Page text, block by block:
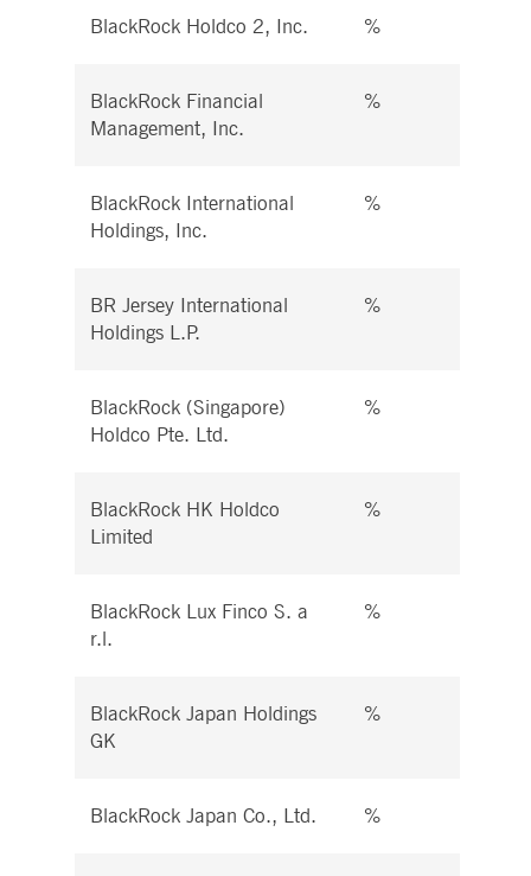
BlackRock Holdco 2, Inc. %
BlackRock Financial
Management, Inc.
%
BlackRock International
Holdings, Inc.
%
BR Jersey International
Holdings L.P.
%
BlackRock (Singapore)
Holdco Pte. Ltd.
%
BlackRock HK Holdco
Limited
%
BlackRock Lux Finco S. a
r.l.
%
BlackRock Japan Holdings
GK
%
BlackRock Japan Co., Ltd. %